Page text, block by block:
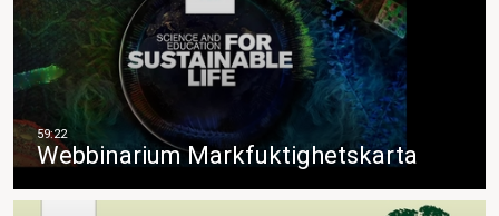
Webbinarium Markfuktighetskarta